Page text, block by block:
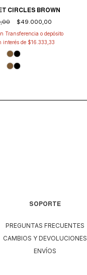
CIRCLES BROWN
$49.000,00
Transferencia o depósito
interés de $16.333,33
SOPORTE
PREGUNTAS FRECUENTES
CAMBIOS Y DEVOLUCIONES
ENVÍOS